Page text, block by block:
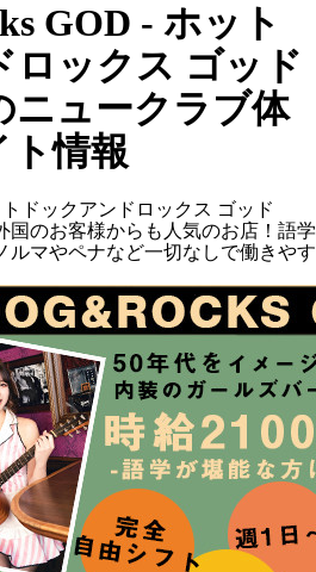
GOD - ホット
ロックス ゴッド
ニュークラブ体
ト情報
ドックアンドロックス ゴッド
国のお客様からも人気のお店！語学
ルマやペナなど一切なしで働きやす